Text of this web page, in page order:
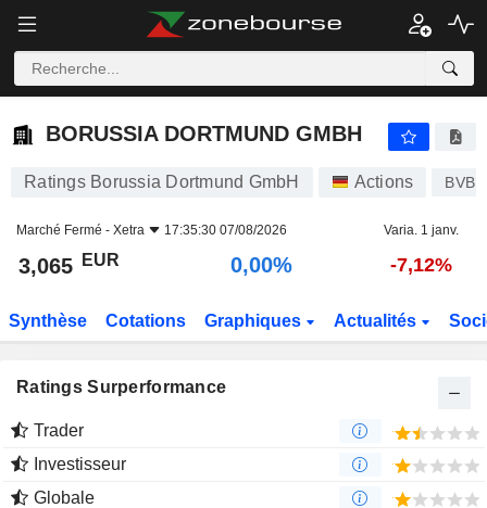
BORUSSIA DORTMUND GMBH
BORUSSIA DORTMUND GMBH
Ratings Borussia Dortmund GmbH Actions BVB
Marché Fermé - Xetra 17:35:30 07/08/2026 Varia. 1 janv.
3,065 EUR 0,00% -7,12%
Synthèse Cotations Graphiques Actualités
Ratings Surperformance
Trader
Investisseur
Globale